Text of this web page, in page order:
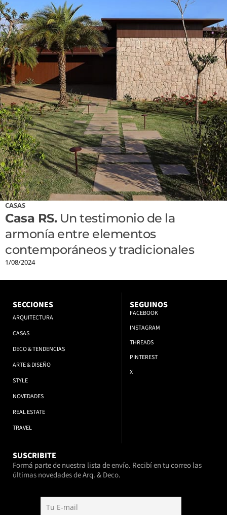
CASAS
Casa RS.Un testimonio de la
armonía entre elementos
contemporáneos y tradicionales
1/08/2024
SECCIONES
ARQUITECTURA
CASAS
DECO & TENDENCIAS
ARTE & DISEÑO
STYLE
NOVEDADES
REAL ESTATE
TRAVEL
SEGUINOS
FACEBOOK
INSTAGRAM
THREADS
PINTEREST
X
SUSCRIBITE
Formá parte de nuestra lista de envío. Recibí en tu correo las
últimas novedades de Arq. & Deco.